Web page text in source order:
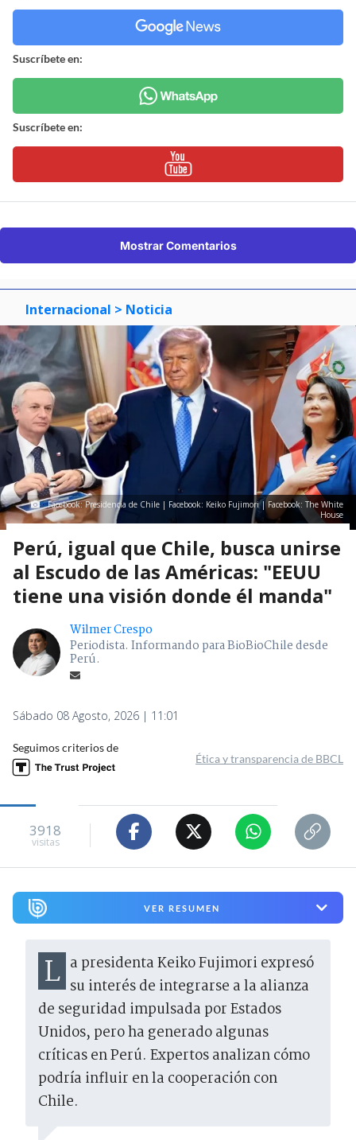
Suscríbete en:
Suscríbete en:
Mostrar Comentarios
Internacional > Noticia
Facebook: Presidencia de Chile | Facebook: Keiko Fujimori | Facebook: The White
House
Perú, igual que Chile, busca unirse
al Escudo de las Américas: "EEUU
tiene una visión donde él manda"
Wilmer Crespo
Periodista. Informando para BioBioChile desde
Perú.
Sábado 08 Agosto, 2026 | 11:01
Seguimos criterios de
Ética y transparencia de BBCL
3918
visitas
VER RESUMEN
La presidenta Keiko Fujimori expresó su interés de integrarse a la alianza
de seguridad impulsada por Estados
Unidos, pero ha generado algunas
críticas en Perú. Expertos analizan cómo
podría influir en la cooperación con
Chile.